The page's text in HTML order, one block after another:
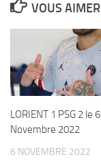
VOUS
LORIENT 1 PSG 2 le 6
Novembre 2022
6 NOVEMBRE 2022